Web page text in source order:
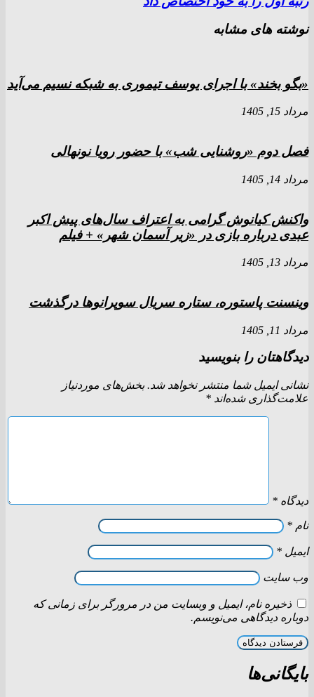
نوشته های مشابه
«بگو بخند» با اجرای یوسف تیموری به شبکه نسیم می‌آید
مرداد 15, 1405
فصل دوم «روشنایی شب» با حضور رویا نونهالی
مرداد 14, 1405
واکنش کیانوش گرامی به اعتراف سال‌های پیش اکبر
عبدی درباره بازی در «زیر آسمان شهر» + فیلم
مرداد 13, 1405
وینسنت پاستوره، ستاره سریال سوپرانوها درگذشت
مرداد 11, 1405
دیدگاهتان را بنویسید
نشانی ایمیل شما منتشر نخواهد شد. بخش‌های موردنیاز
علامت‌گذاری شده‌اند *
دیدگاه *
نام *
ایمیل *
وب‌ سایت
ذخیره نام، ایمیل و وبسایت من در مرورگر برای زمانی که
دوباره دیدگاهی می‌نویسم.
بایگانی‌ها